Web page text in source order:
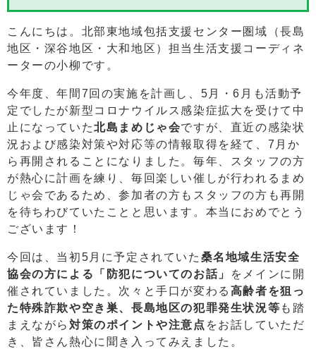
こんにちは。北部東地域包括支援センター圏域（長島
地区・深谷地区・大和地区）担当生活支援コーディネ
ーターの小柳です。
今年度、年間7回の実施を計画し、5月・6月も活動予
定でしたが新型コロナウイルス感染症拡大を受けて中
止になっていた北島まめじゃ会ですが、直近の感染状
況および感染対策や対応等の情報取得を経て、7月か
ら再開されることになりました。毎年、スタッフの方
が熱心に計画を練り、毎回楽しい催しが行われるまめ
じゃ会であるため、参加者の方もスタッフの方も再開
を待ちわびていたことと思います。本当におめでとう
ございます！
今回は、当初5月に予定されていた 桑名地域生活安全
協会の方による「防犯についてのお話」
をメインに開
催されていました。次々と手口が変わる 高齢者を狙っ
た特殊詐欺や空き巣、長島地区の犯罪発生状況等 も踏
まえながら 対策のポイントや注意点 をお話していただ
き、皆さん熱心に聞き入ってみえました。